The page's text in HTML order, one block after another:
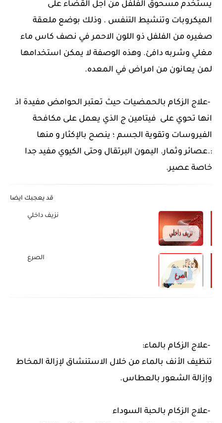
يستخدم مسحوق الفلفل من اجل القضاء على
الميكروبات وتنشيط التنفس . وذلك بوضع ملعقة
صغيره من الفلفل ذو اللون الاحمر في نصف كاس ماء
مغلي وشربه دافئ. وهذه الوصفة لا يمكن استخدامها
لمن يعانون من امراض في المعده.
-علاج الزكام بالحمضيات حيث تعتبر الحوامض مفيدة اذ
انها تحوي على فيتامين ج الذي يعمل على مكافحة
الفيروسات وتقوية الجسم ؛ ينصح بالإكثار و منها
:.عصائر وثمار. اليمون البرتقال وحتى الكيوي مفيد جدا
خاصة عصير.
قد يعجبك ايضا
نزيف داخلي
الصرع
-علاج الزكام بالماء:
تنظيف الأنف بالماء من خلال الاستنشاق لإزالة المخاط
وإزالة الشعور بالعطاس.
-علاج الزكام بالحبة السوداء